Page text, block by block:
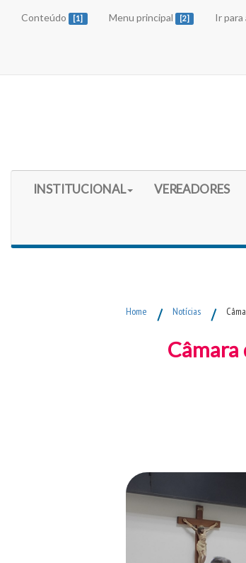
Conteúdo [1] Menu principal [2] Ir
Início do Menu Principal
INSTITUCIONAL VEREADORES
Home / Notícias /
Câmara